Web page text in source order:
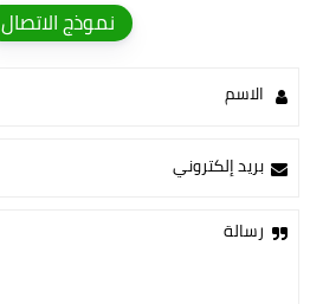
نموذج الاتصال
الاسم
بريد إلكتروني
رسالة